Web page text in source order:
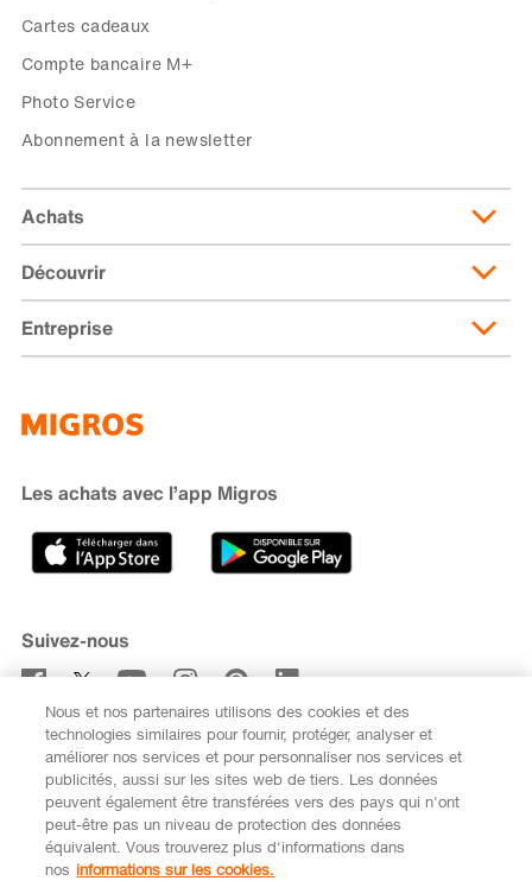
Cartes cadeaux
Compte bancaire M+
Photo Service
Abonnement à la newsletter
Achats
Livraison et frais de livraison
Abonnement de livraison
Moyens de paiement
Cumulus
Recherche de magasin
Découvrir
Migusto
iMpuls
Banque Migros
Entreprise
Développement durable
Carrière
Sponsoring
Médias
Code de conduite et signalement
Les achats avec l’app Migros
Suivez-nous
S’abonner à la newsletter
FR
Nous et nos partenaires utilisons des cookies et des
technologies similaires pour fournir, protéger, analyser et
améliorer nos services et pour personnaliser nos services et
publicités, aussi sur les sites web de tiers. Les données
peuvent également être transférées vers des pays qui n'ont
peut-être pas un niveau de protection des données
équivalent. Vous trouverez plus d'informations dans
nos informations sur les cookies.